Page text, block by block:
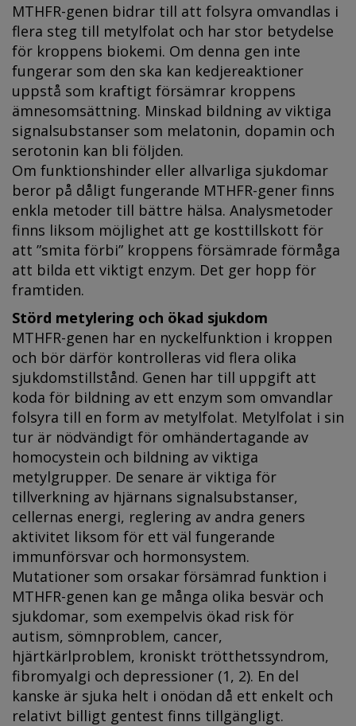
MTHFR-genen bidrar till att folsyra omvandlas i
flera steg till metylfolat och har stor betydelse
för kroppens biokemi. Om denna gen inte
fungerar som den ska kan kedjereaktioner
uppstå som kraftigt försämrar kroppens
ämnesomsättning. Minskad bildning av viktiga
signalsubstanser som melatonin, dopamin och
serotonin kan bli följden.
Om funktionshinder eller allvarliga sjukdomar
beror på dåligt fungerande MTHFR-gener finns
enkla metoder till bättre hälsa. Analysmetoder
finns liksom möjlighet att ge kosttillskott för
att ”smita förbi” kroppens försämrade förmåga
att bilda ett viktigt enzym. Det ger hopp för
framtiden.
Störd metylering och ökad sjukdom
MTHFR-genen har en nyckelfunktion i kroppen
och bör därför kontrolleras vid flera olika
sjukdomstillstånd. Genen har till uppgift att
koda för bildning av ett enzym som omvandlar
folsyra till en form av metylfolat. Metylfolat i sin
tur är nödvändigt för omhändertagande av
homocystein och bildning av viktiga
metylgrupper. De senare är viktiga för
tillverkning av hjärnans signalsubstanser,
cellernas energi, reglering av andra geners
aktivitet liksom för ett väl fungerande
immunförsvar och hormonsystem.
Mutationer som orsakar försämrad funktion i
MTHFR-genen kan ge många olika besvär och
sjukdomar, som exempelvis ökad risk för
autism, sömnproblem, cancer,
hjärtkärlproblem, kroniskt trötthetssyndrom,
fibromyalgi och depressioner (1, 2). En del
kanske är sjuka helt i onödan då ett enkelt och
relativt billigt gentest finns tillgängligt.